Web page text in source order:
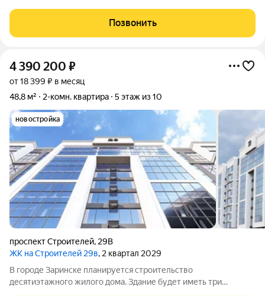
улица 25 Партсъезда, дом 24. Строение было возведено в 1978
году и окружено развитой
Позвонить
4 390 200 ₽
от 18 399 ₽ в месяц
48,8 м²
2-комн. квартира 5 этаж из 10
новостройка
проспект Строителей, 29В
ЖК на Строителей 29в, 2 квартал 2029
В городе Заринске планируется строительство
десятиэтажного жилого дома. Здание будет иметь три